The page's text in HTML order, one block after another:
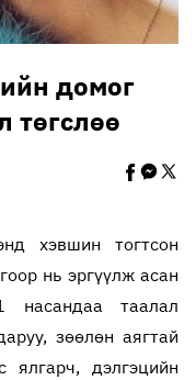
домог
төгслөө
хэвшин тогтсон
нь эргүүлж асан
таалал
зөөлөн аягтай
ялгарч, дэлгэцийн